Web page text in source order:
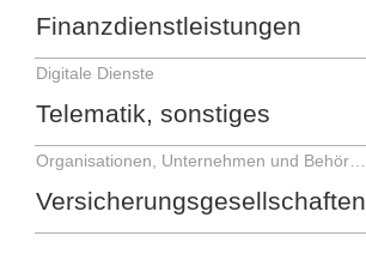
Finanzdienstleistungen
Digitale Dienste
Telematik, sonstiges
Versicherungsgesellschaften